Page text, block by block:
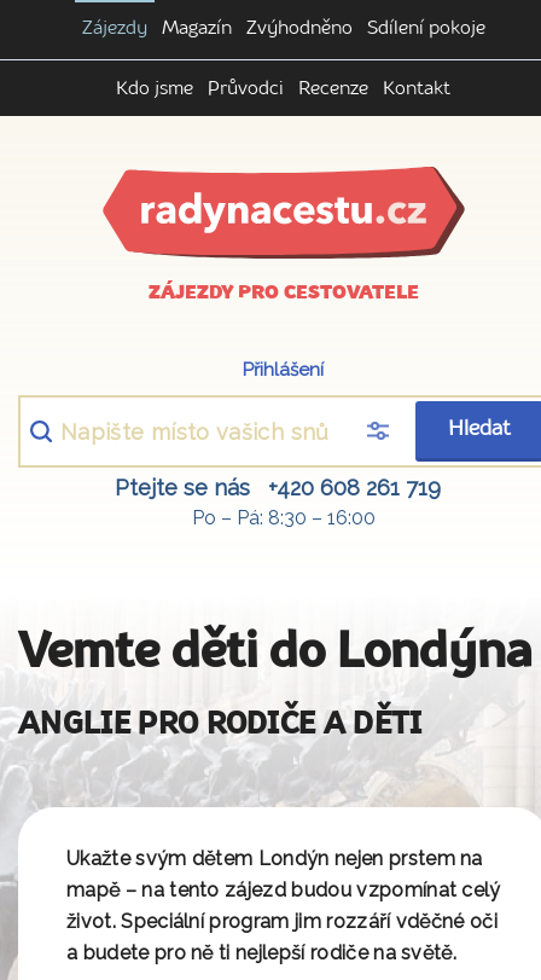
Zájezdy Magazín Zvýhodněno Sdílení pokoje
Kdo jsme Průvodci Recenze Kontakt
ZÁJEZDY PRO CESTOVATELE
Přihlášení
Hledat
Ptejte se nás +420 608 261 719
Po – Pá: 8:30 – 16:00
Vemte děti do Londýna
ANGLIE PRO RODIČE A DĚTI
Ukažte svým dětem Londýn nejen prstem na
mapě – na tento zájezd budouvzpomínat celý
život. Speciální program jim rozzáří vděčné oči
a budete pro ně ti nejlepší rodiče na světě.